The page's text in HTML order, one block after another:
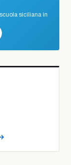
siciliana in